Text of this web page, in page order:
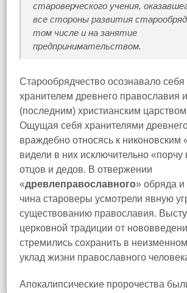
староверческого учения,
все стороны развития
том числе и на занятие
предпринимательством.
Старообрядчество осознавало
хранителем древнего православия
(последним) христианским
Ощущая себя хранителями древнего
враждебно относясь к никоновским
видели в них исключительно
отцов и дедов. В отвержении
«древлеправославного» обряда и
чина староверы усмотрели явную
существованию православия.
церковной традиции от
стремились сохранить в
уклад жизни православного
Апокалипсические пророчества